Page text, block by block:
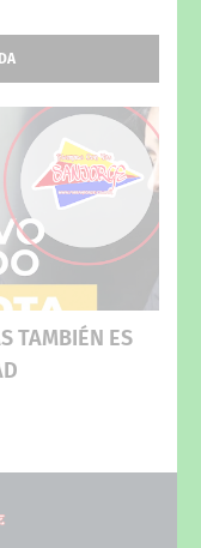
TAMBIÉN ES